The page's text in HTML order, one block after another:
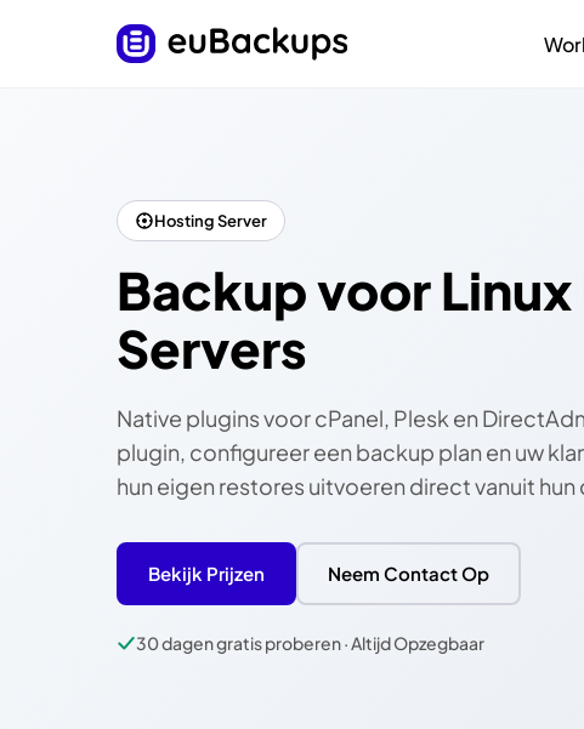
Hosting Server
Backup voor
Servers
Native plugins voor cPanel, Plesk en
plugin, configureer een backup plan en uw
hun eigen restores uitvoeren direct vanuit
Bekijk Prijzen Neem Contact Op
30 dagen gratis proberen · Altijd Opzegbaar